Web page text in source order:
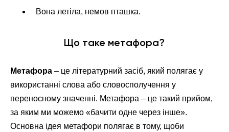
Вона летіла, немов пташка.
Що таке метафора?
Метафора – це літературний засіб, який полягає у
використанні слова або словосполучення у
переносному значенні. Метафора – це такий прийом,
за яким ми можемо «бачити одне через інше».
Основна ідея метафори полягає в тому, щоби